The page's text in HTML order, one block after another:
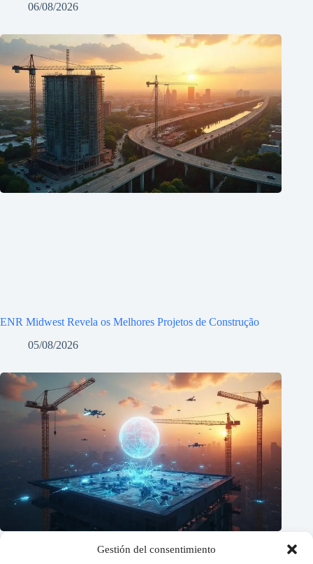
Gestión del consentimiento
06/08/2026
ENR Midwest Revela os Melhores Projetos de Construção
05/08/2026